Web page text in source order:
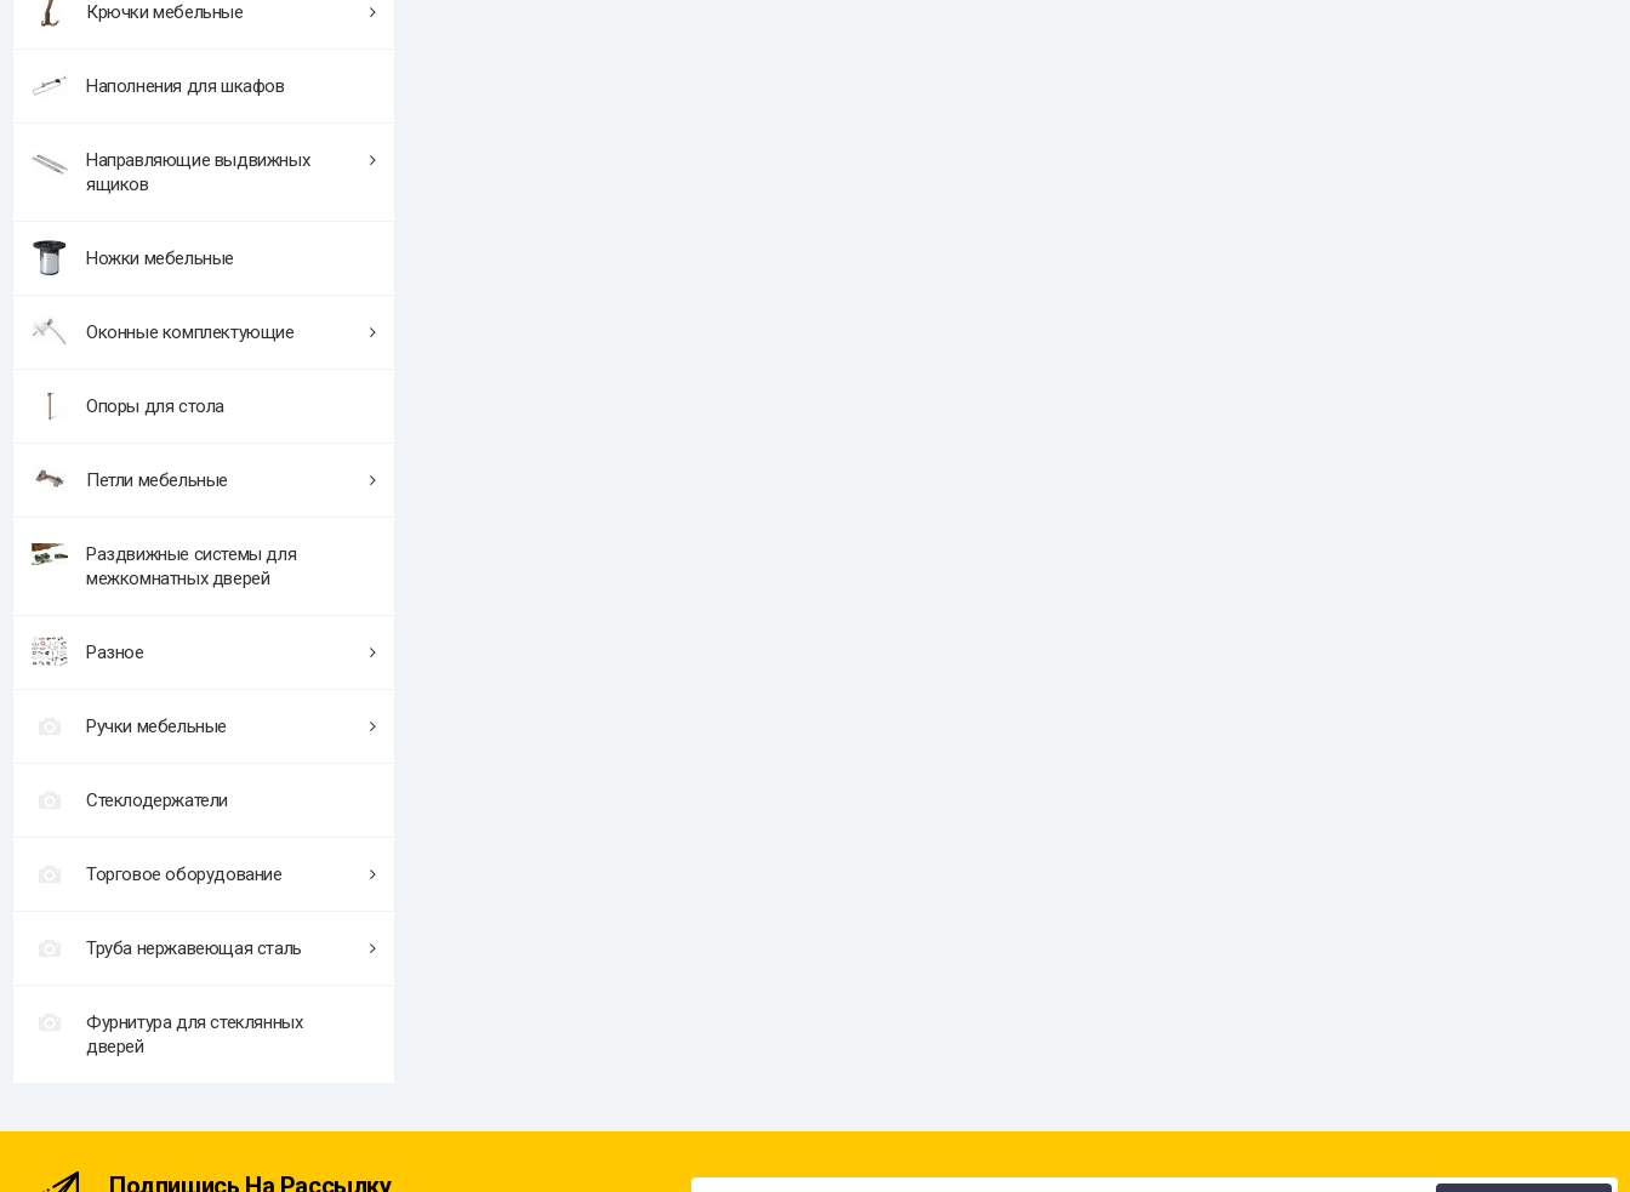
Крючки мебельные
Наполнения для шкафов
Направляющие выдвижных
ящиков
Ножки мебельные
Оконные комплектующие
Опоры для стола
Петли мебельные
Раздвижные системы для
межкомнатных дверей
Разное
Ручки мебельные
Стеклодержатели
Торговое оборудование
Труба нержавеющая сталь
Фурнитура для стеклянных
дверей
Подпишись На Рассылку